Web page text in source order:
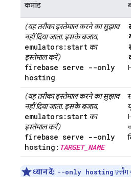
कमांड
(यह तरीका इस्तेमाल करने का सुझाव
नहीं दिया जाता. इसके बजाय,
emulators:start का
इस्तेमाल करें)
firebase serve --only
hosting
(यह तरीका इस्तेमाल करने का सुझाव
नहीं दिया जाता. इसके बजाय,
emulators:start का
इस्तेमाल करें)
firebase serve --only
hosting: TARGET_ NAME
ध्यान दें: --only hostingफ़्लैग